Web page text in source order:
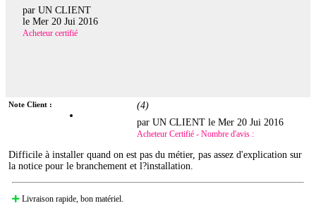
par UN CLIENT
le Mer 20 Jui 2016
Acheteur certifié
Note Client : (4)
par UN CLIENT leMer 20 Jui 2016
Acheteur Certifié - Nombre d'avis :
Difficile à installer quand on est pas du métier, pas assez d'explication sur
la notice pour le branchement et l?installation.
Livraison rapide, bon matériel.